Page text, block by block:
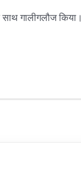
गालीगलौज किया।